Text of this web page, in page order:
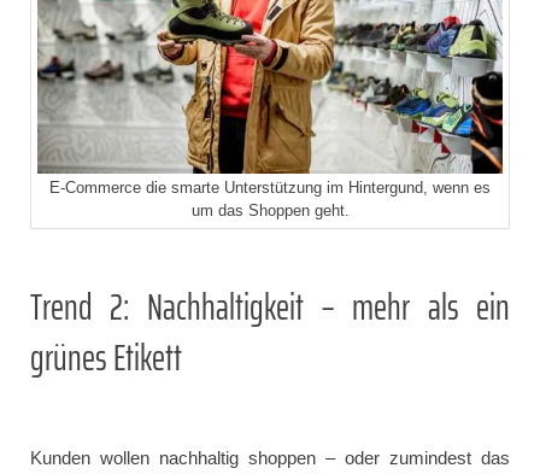
E-Commerce die smarte Unterstützung im Hintergund, wenn es
um das Shoppen geht.
Trend 2: Nachhaltigkeit – mehr als ein
grünes Etikett
Kunden wollen nachhaltig shoppen – oder zumindest das